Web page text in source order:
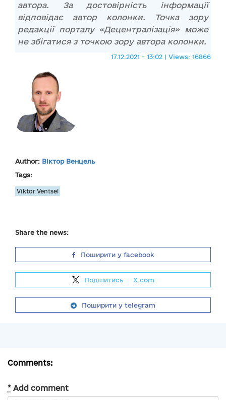
автора. За достовірність інформації
відповідає автор колонки. Точка зору
редакції порталу «Децентралізація» може
не збігатися з точкою зору автора колонки.
17.12.2021 - 13:02 | Views: 16866
Author: Віктор Венцель
Tags:
Viktor Ventsel
Share the news:
Поширити у facebook
Поділитись X.com
Поширити у telegram
Comments:
* Add comment